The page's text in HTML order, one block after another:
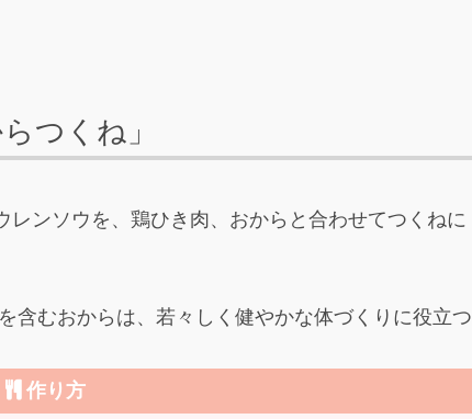
つくね」
レンソウを、鶏ひき肉、おからと合わせてつくねに
含むおからは、若々しく健やかな体づくりに役立つ
作り方